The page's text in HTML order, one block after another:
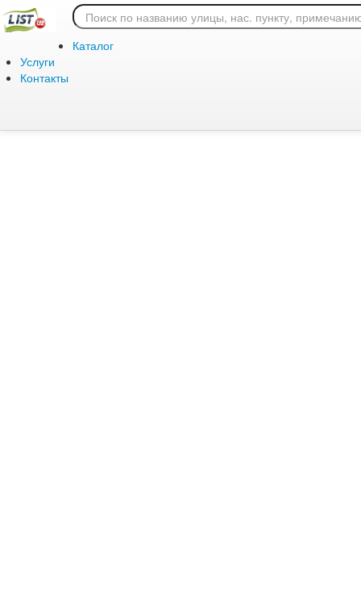
Каталог
Услуги
Контакты
Ошибка 404: страница